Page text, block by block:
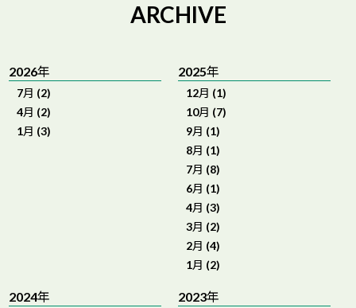
ARCHIVE
2026年
7月 (2)
4月 (2)
1月 (3)
2025年
12月 (1)
10月 (7)
9月 (1)
8月 (1)
7月 (8)
6月 (1)
4月 (3)
3月 (2)
2月 (4)
1月 (2)
2024年 2023年